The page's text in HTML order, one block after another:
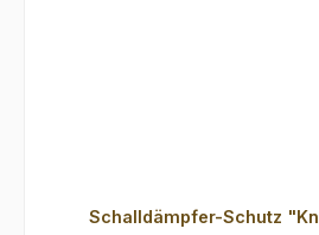
Schalldämpfer-Schutz